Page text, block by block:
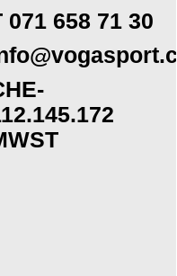
071 658 71 30